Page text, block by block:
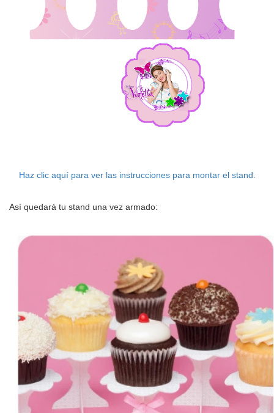
Haz clic aquí para ver las instrucciones para montar el stand.
Así quedará tu stand una vez armado: